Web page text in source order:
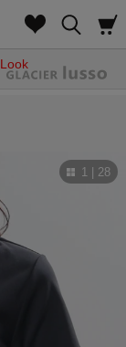
Look
1 | 28